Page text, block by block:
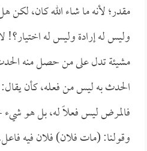
مقدر؛ لأنه ما شاء الله كان، لكن
وليس له إرادة وليس له اختيار؟!
مشيئة تدل على من حصل منه
الحدث به ليس من فعله، كأن
فالمرض ليس فعلاً له، بل هو شيء
وقولنا: (مات فلان) فلان فيه